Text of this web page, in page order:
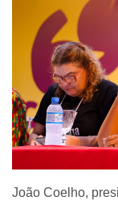
João Coelho,